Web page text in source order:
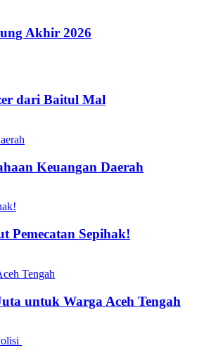
Akhir 2026
dari Baitul Mal
Keuangan Daerah
Pemecatan Sepihak!
untuk Warga Aceh Tengah